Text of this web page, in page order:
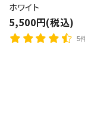
ホワイト
5,500円(税込)
5